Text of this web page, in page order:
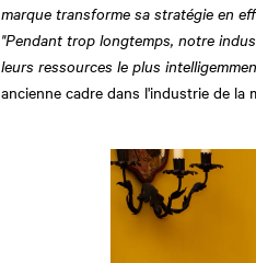
marque transforme sa stratégie en
"Pendant trop longtemps, notre
leurs ressources le plus
ancienne cadre dans l'industrie de la